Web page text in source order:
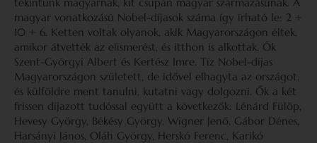
magyar vonatkozású Nobel-díjasok száma így írható le: 2 +
10 + 6. Ketten voltak olyanok, akik Magyarországon éltek,
amikor átvették az elismerést, és itthon is alkottak. Ők
Szent-Györgyi Albert és Kertész Imre. Tíz Nobel-díjas
Magyarországon született, de idővel elhagyta az országot,
és külföldre ment tanulni, kutatni vagy dolgozni. Ők a két
frissen díjazott tudóssal együtt a következők: Lénárd Fülöp,
Hevesy György, Békésy György, Wigner Jenő, Gábor Dénes,
Harsányi János, Oláh György, Herskó Ferenc, Karikó